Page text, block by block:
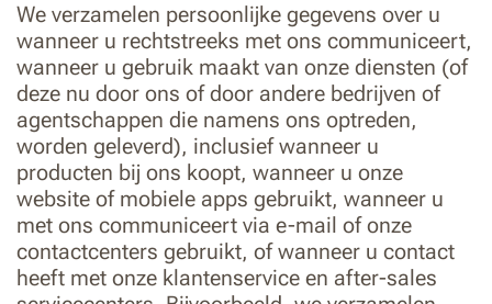
We verzamelen persoonlijke gegevens over u
wanneer u rechtstreeks met ons communiceert,
wanneer u gebruik maakt van onze diensten (of
deze nu door ons of door andere bedrijven of
agentschappen die namens ons optreden,
worden geleverd), inclusief wanneer u
producten bij ons koopt, wanneer u onze
website of mobiele apps gebruikt, wanneer u
met ons communiceert via e-mail of onze
contactcenters gebruikt, of wanneer u contact
heeft met onze klantenservice en after-sales